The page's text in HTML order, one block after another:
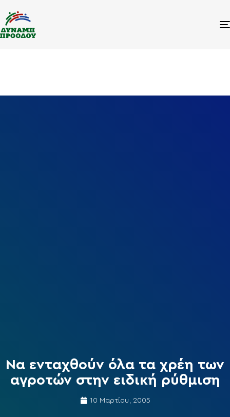
Να ενταχθούν όλα τα χρέη των
αγροτών στην ειδική ρύθμιση
10 Μαρτίου, 2005